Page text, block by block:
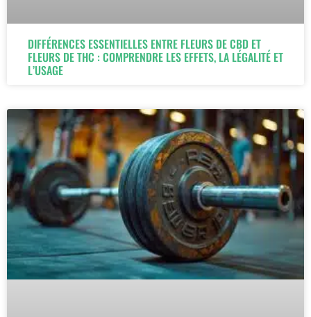
DIFFÉRENCES ESSENTIELLES ENTRE FLEURS DE CBD ET
FLEURS DE THC : COMPRENDRE LES EFFETS, LA LÉGALITÉ ET
L’USAGE